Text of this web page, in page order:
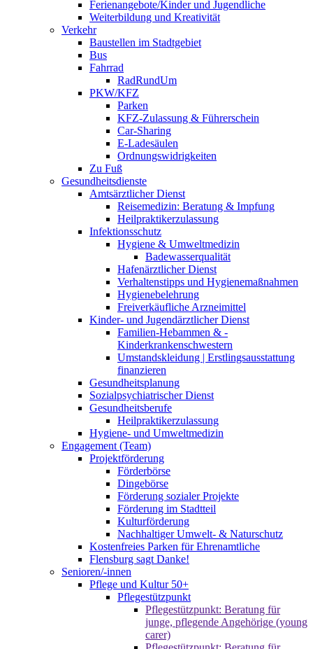
Ferienangebote/Kinder und Jugendliche
Weiterbildung und Kreativität
Verkehr
Baustellen im Stadtgebiet
Bus
Fahrrad
RadRundUm
PKW/KFZ
Parken
KFZ-Zulassung & Führerschein
Car-Sharing
E-Ladesäulen
Ordnungswidrigkeiten
Zu Fuß
Gesundheitsdienste
Amtsärztlicher Dienst
Reisemedizin: Beratung & Impfung
Heilpraktikerzulassung
Infektionsschutz
Hygiene & Umweltmedizin
Badewasserqualität
Hafenärztlicher Dienst
Verhaltenstipps und Hygienemaßnahmen
Hygienebelehrung
Freiverkäufliche Arzneimittel
Kinder- und Jugendärztlicher Dienst
Familien-Hebammen & -
Kinderkrankenschwestern
Umstandskleidung | Erstlingsausstattung
finanzieren
Gesundheitsplanung
Sozialpsychiatrischer Dienst
Gesundheitsberufe
Heilpraktikerzulassung
Hygiene- und Umweltmedizin
Engagement (Team)
Projektförderung
Förderbörse
Dingebörse
Förderung sozialer Projekte
Förderung im Stadtteil
Kulturförderung
Nachhaltiger Umwelt- & Naturschutz
Kostenfreies Parken für Ehrenamtliche
Flensburg sagt Danke!
Senioren/-innen
Pflege und Kultur 50+
Pflegestützpunkt
Pflegestützpunkt: Beratung für
junge, pflegende Angehörige (young
carer)